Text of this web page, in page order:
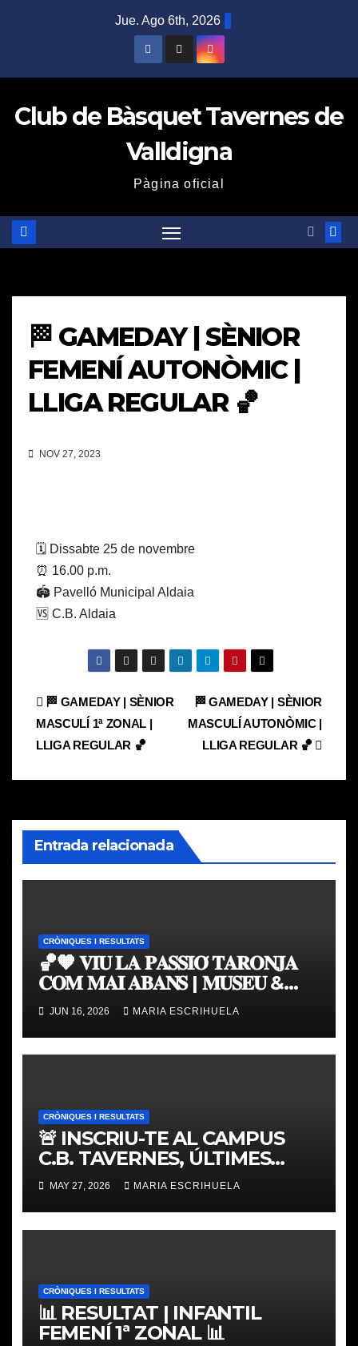
Jue. Ago 6th, 2026
Club de Bàsquet Tavernes de
Valldigna
Pàgina oficial
🏁 GAMEDAY | SÈNIOR
FEMENÍ AUTONÒMIC |
LLIGA REGULAR 🏀
NOV 27, 2023
🗓️ Dissabte 25 de novembre
⏰ 16.00 p.m.
🏟️ Pavelló Municipal Aldaia
🆚 C.B. Aldaia
Navegación
de
entradas
🏁 GAMEDAY | SÈNIOR
MASCULÍ AUTONÒMIC |
LLIGA REGULAR 🏀
🏁 GAMEDAY | SÈNIOR
MASCULÍ 1ª ZONAL |
LLIGA REGULAR 🏀
Entrada relacionada
CRÒNIQUES I RESULTATS
🏀🧡 𝐕𝐈𝐔 𝐋𝐀 𝐏𝐀𝐒𝐒𝐈𝐎́ 𝐓𝐀𝐑𝐎𝐍𝐉𝐀
𝐂𝐎𝐌 𝐌𝐀𝐈 𝐀𝐁𝐀𝐍𝐒 | 𝐌𝐔𝐒𝐄𝐔 &
𝐓𝐎𝐔𝐑 𝐕𝐀𝐋𝐄𝐍𝐂𝐈𝐀 𝐁𝐀𝐒𝐊𝐄𝐓
JUN 16, 2026 MARIA ESCRIHUELA
CRÒNIQUES I RESULTATS
🚨 INSCRIU-TE AL CAMPUS
C.B. TAVERNES, ÚLTIMES
PLACES
MAY 27, 2026 MARIA ESCRIHUELA
CRÒNIQUES I RESULTATS
📊 RESULTAT | INFANTIL
FEMENÍ 1ª ZONAL 📊